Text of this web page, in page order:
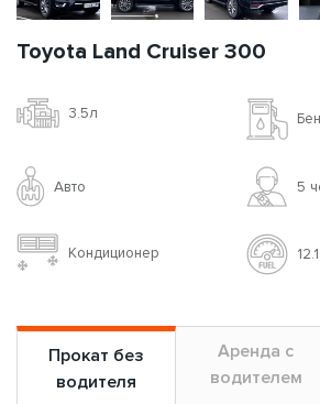
Toyota Land Cruiser 300
3.5л
Авто 5
Кондиционер
Прокат без
водителя
Аренда с
водителем